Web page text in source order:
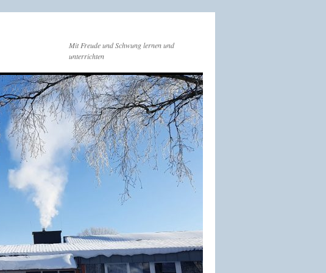
Mit Freude und Schwung lernen und
unterrichten